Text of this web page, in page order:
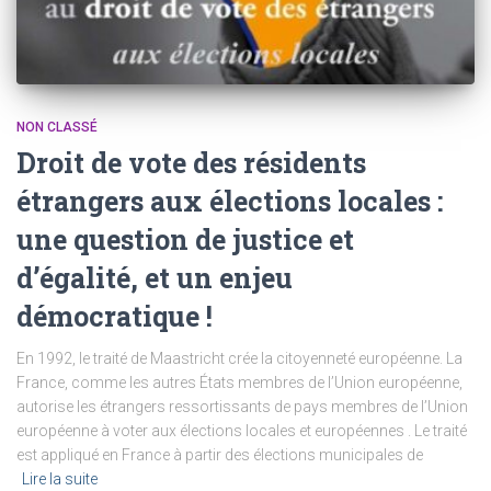
NON CLASSÉ
Droit de vote des résidents
étrangers aux élections locales :
une question de justice et
d’égalité, et un enjeu
démocratique !
En 1992, le traité de Maastricht crée la citoyenneté européenne. La
France, comme les autres États membres de l’Union européenne,
autorise les étrangers ressortissants de pays membres de l’Union
européenne à voter aux élections locales et européennes . Le traité
est appliqué en France à partir des élections municipales de
Lire la suite